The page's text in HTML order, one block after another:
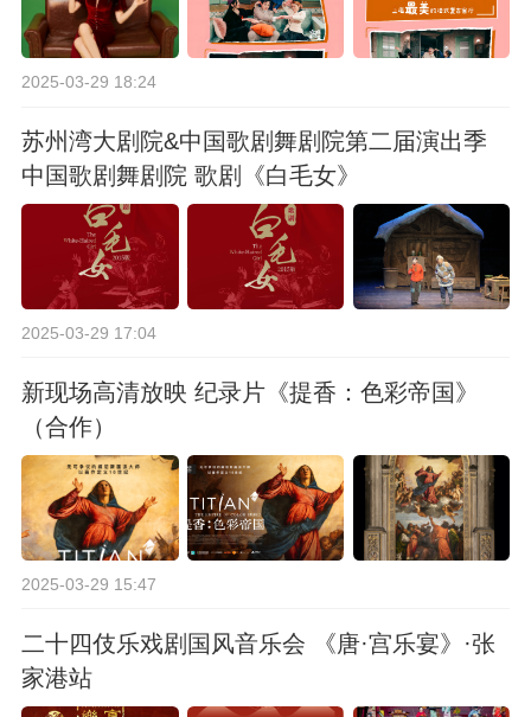
2025-03-29 18:24
苏州湾大剧院&中国歌剧舞剧院第二届演出季
中国歌剧舞剧院 歌剧《白毛女》
2025-03-29 17:04
新现场高清放映 纪录片《提香：色彩帝国》
（合作）
2025-03-29 15:47
二十四伎乐戏剧国风音乐会 《唐·宫乐宴》·张
家港站